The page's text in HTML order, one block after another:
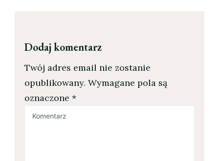
Dodaj komentarz
Twój adres email nie zostanie
opublikowany. Wymagane pola są
oznaczone *